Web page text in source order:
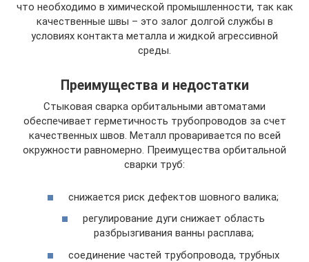
что необходимо в химической промышленности, так как
качественные швы – это залог долгой службы в
условиях контакта металла и жидкой агрессивной
среды.
Преимущества и недостатки
Стыковая сварка орбитальными автоматами
обеспечивает герметичность трубопроводов за счет
качественных швов. Металл проваривается по всей
окружности равномерно. Преимущества орбитальной
сварки труб:
снижается риск дефектов шовного валика;
регулирование дуги снижает область
разбрызгивания ванны расплава;
соединение частей трубопровода, трубных